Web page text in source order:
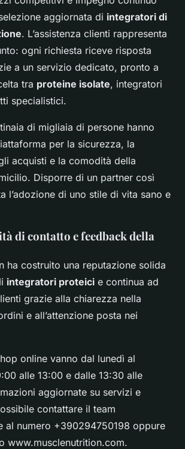
aggiornata di integratori di
. L’assistenza clienti rappresenta
ogni richiesta riceve risposta
a un servizio dedicato, pronto a
tra proteine isolate, integratori
specialistici.
di migliaia di persone hanno
per la sicurezza, la
acquisti e la comodità della
Disporre di un partner così
l’adozione di uno stile di vita sano e
di contatto e feedback della
ha costruito una reputazione solida
integratori proteici e continua ad
grazie alla chiarezza nella
e all’attenzione posta nei
online vanno dal lunedì al
alle 13:00 e dalle 13:30 alle
aggiornate su servizi e
contattare il team
al numero +390294750198 oppure
www.musclenutrition.com.